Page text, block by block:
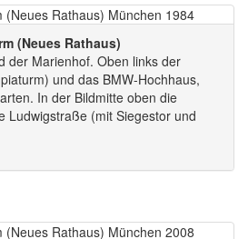
(Neues Rathaus)
der Marienhof. Oben links der
und das BMW-Hochhaus,
In der Bildmitte oben die
Ludwigstraße (mit Siegestor und